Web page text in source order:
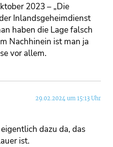
2023 – „Die
Inlandsgeheimdienst
haben die Lage falsch
Nachhinein ist man ja
vor allem.
29.02.2024 um 15:13 Uhr
dazu da, das
ist.